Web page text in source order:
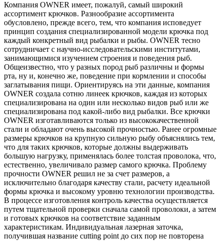
Компания OWNER имеет, пожалуй, самый широкий
ассортимент крючков. Разнообразие ассортимента
обусловлено, прежде всего, тем, что компания исповедует
принцип создания специализированной модели крючка под
каждый конкретный вид рыбалки и рыбы. OWNER тесно
сотрудничает с научно-исследовательскими институтами,
занимающимися изучением строения и поведения рыб.
Общеизвестно, что у разных пород рыб различны и формы
рта, ну и, конечно же, поведение при кормлении и способы
заглатывания пищи. Ориентируясь на эти данные, компания
OWNER создала сотню линеек крючков, каждая из которых
специализирована на один или несколько видов рыб или же
специализирована под какой-либо вид рыбалки. Все крючки
OWNER изготавливаются только из высококачественной
стали и обладают очень высокой прочностью. Ранее огромные
размеры крючков на крупную сильную рыбу объяснялись тем,
что для таких крючков, которые должны выдерживать
большую нагрузку, применялась более толстая проволока, что,
естественно, увеличивало размер самого крючка. Проблему
прочности OWNER решил не за счет размеров, а
исключительно благодаря качеству стали, расчету идеальной
формы крючка и высокому уровню технологии производства.
В процессе изготовления контроль качества осуществляется
путем тщательной проверки сначала самой проволоки, а затем
и готовых крючков на соответствие заданным
характеристикам. Индивидуальная лазерная заточка,
получившая название cutting point до сих пор не повторена